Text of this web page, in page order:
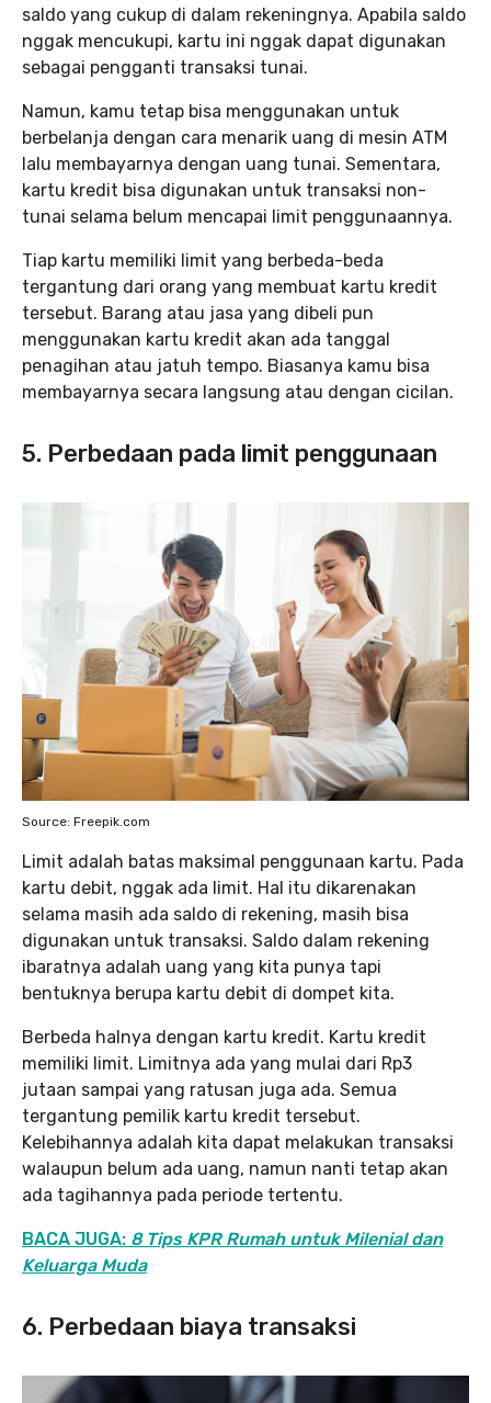
saldo yang cukup di dalam rekeningnya. Apabila saldo
nggak mencukupi, kartu ini nggak dapat digunakan
sebagai pengganti transaksi tunai.
Namun, kamu tetap bisa menggunakan untuk
berbelanja dengan cara menarik uang di mesin ATM
lalu membayarnya dengan uang tunai. Sementara,
kartu kredit bisa digunakan untuk transaksi non-
tunai selama belum mencapai limit penggunaannya.
Tiap kartu memiliki limit yang berbeda-beda
tergantung dari orang yang membuat kartu kredit
tersebut. Barang atau jasa yang dibeli pun
menggunakan kartu kredit akan ada tanggal
penagihan atau jatuh tempo. Biasanya kamu bisa
membayarnya secara langsung atau dengan cicilan.
5. Perbedaan pada limit penggunaan
Source: Freepik.com
Limit adalah batas maksimal penggunaan kartu. Pada
kartu debit, nggak ada limit. Hal itu dikarenakan
selama masih ada saldo di rekening, masih bisa
digunakan untuk transaksi. Saldo dalam rekening
ibaratnya adalah uang yang kita punya tapi
bentuknya berupa kartu debit di dompet kita.
Berbeda halnya dengan kartu kredit. Kartu kredit
memiliki limit. Limitnya ada yang mulai dari Rp3
jutaan sampai yang ratusan juga ada. Semua
tergantung pemilik kartu kredit tersebut.
Kelebihannya adalah kita dapat melakukan transaksi
walaupun belum ada uang, namun nanti tetap akan
ada tagihannya pada periode tertentu.
BACA JUGA: 8 Tips KPR Rumah untuk Milenial dan
Keluarga Muda
6. Perbedaan biaya transaksi